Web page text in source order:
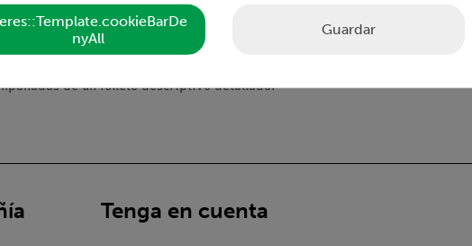
superiores e inferiores)
de un folleto descriptivo detallado.
Tenga en cuenta
nyAll
Guardar